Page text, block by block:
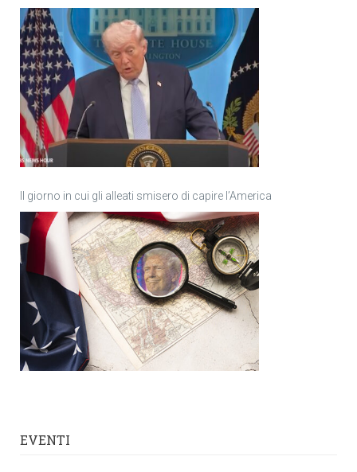
Il giorno in cui gli alleati smisero di capire l’America
EVENTI